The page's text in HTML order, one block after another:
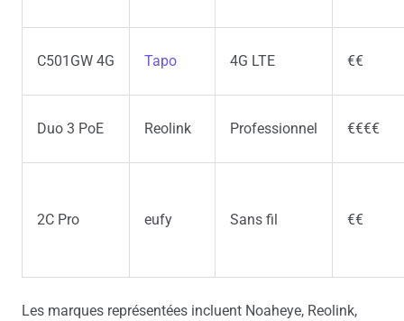
C501GW 4G Tapo 4G LTE €€
Duo 3 PoE Reolink Professionnel €€€€
2C Pro eufy Sans fil €€
Les marques représentées incluent Noaheye, Reolink,